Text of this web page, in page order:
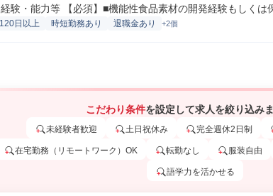
験・能力等 【必須】■機能性食品素材の開発経験もしくは
日以上 時短勤務あり 退職金あり +2個
こだわり条件を設定して求人を絞り込み
未経験者歓迎 土日祝休み 完全週休2日制
在宅勤務（リモートワーク）OK 転勤なし 服装自由
語学力を活かせる